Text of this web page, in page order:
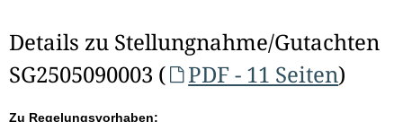
Details zu Stellungnahme/Gutachten
SG2505090003 (
PDF - 11 Seiten)
Zu Regelungsvorhaben: